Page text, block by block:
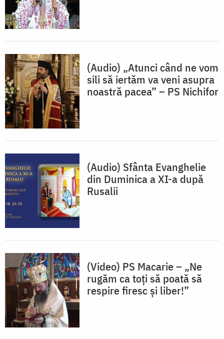
(Audio) „Atunci când ne vom
sili să iertăm va veni asupra
noastră pacea” – PS Nichifor
(Audio) Sfânta Evanghelie
din Duminica a XI-a după
Rusalii
(Video) PS Macarie – „Ne
rugăm ca toți să poată să
respire firesc și liber!”